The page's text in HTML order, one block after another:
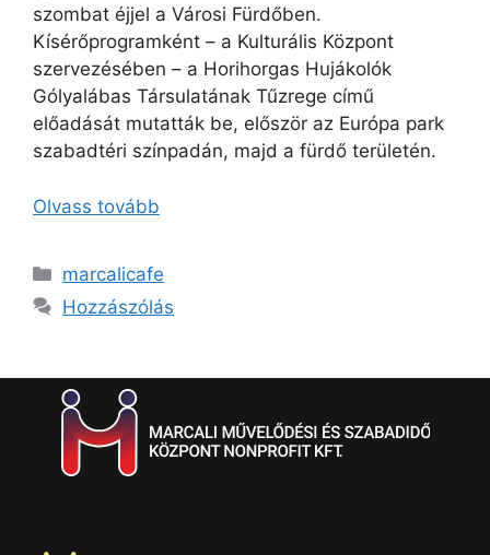
szombat éjjel a Városi Fürdőben.
Kísérőprogramként – a Kulturális Központ
szervezésében – a Horihorgas Hujákolók
Gólyalábas Társulatának Tűzrege című
előadását mutatták be, először az Európa park
szabadtéri színpadán, majd a fürdő területén.
Olvass tovább
marcalicafe
Hozzászólás